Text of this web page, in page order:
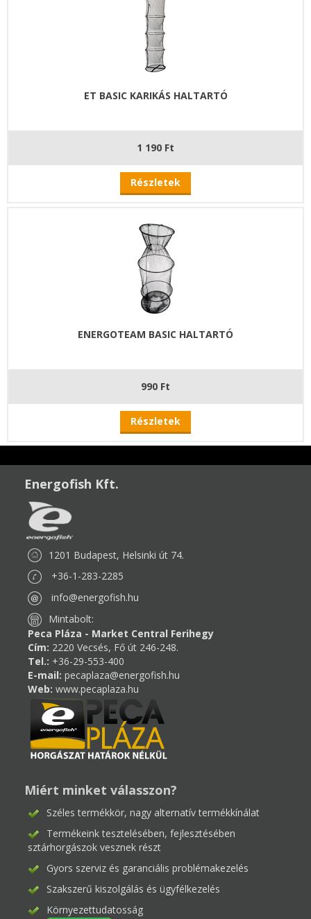
ET BASIC KARIKÁS HALTARTÓ
1 190 Ft
Részletek
ENERGOTEAM BASIC HALTARTÓ
990 Ft
Részletek
Energofish Kft.
1201 Budapest, Helsinki út 74.
+36-1-283-2285
info@energofish.hu
Mintabolt:
Peca Pláza - Market Central Ferihegy
Cím: 2220 Vecsés, Fő út 246-248.
Tel.: +36-29-553-400
E-mail: pecaplaza@energofish.hu
Web: www.pecaplaza.hu
Miért minket válasszon?
Széles termékkör, nagy alternatív termékkínálat
Termékeink tesztelésében, fejlesztésében
sztárhorgászok vesznek részt
Gyors szerviz és garanciális problémakezelés
Szakszerű kiszolgálás és ügyfélkezelés
Környezettudatosság